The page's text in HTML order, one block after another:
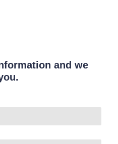
and we